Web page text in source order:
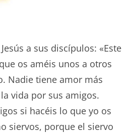
a sus discípulos: «Este
os améis unos a otros
Nadie tiene amor más
vida por sus amigos.
si hacéis lo que yo os
siervos, porque el siervo